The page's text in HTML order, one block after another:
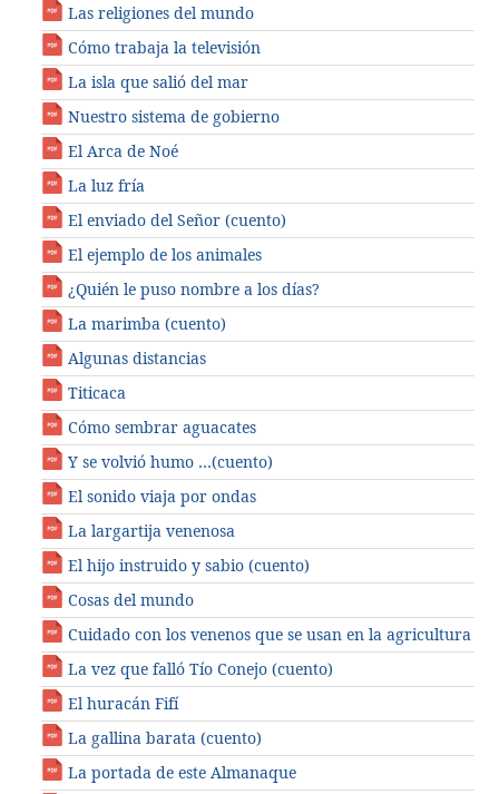
Las religiones del mundo
Cómo trabaja la televisión
La isla que salió del mar
Nuestro sistema de gobierno
El Arca de Noé
La luz fría
El enviado del Señor (cuento)
El ejemplo de los animales
¿Quién le puso nombre a los días?
La marimba (cuento)
Algunas distancias
Titicaca
Cómo sembrar aguacates
Y se volvió humo …(cuento)
El sonido viaja por ondas
La largartija venenosa
El hijo instruido y sabio (cuento)
Cosas del mundo
Cuidado con los venenos que se usan en la agricultura
La vez que falló Tío Conejo (cuento)
El huracán Fifí
La gallina barata (cuento)
La portada de este Almanaque